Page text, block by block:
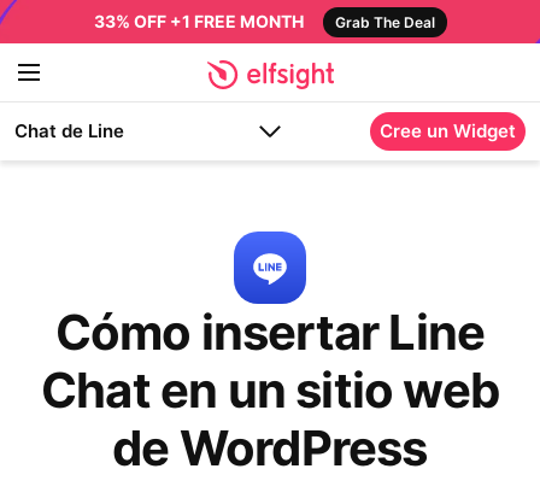
33% OFF +1 FREE MONTH Grab The Deal
Chat de Line Cree un Widget
Cómo insertar Line
Chat en un sitio web
de WordPress